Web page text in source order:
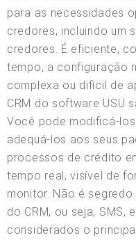
para as necessidades
credores, incluindo um
credores. É eficiente,
tempo, a configuração
complexa ou difícil de
CRM do software USU
Você pode modificá-
adequá-los aos seus
processos de crédito
tempo real, visível de
monitor. Não é
do CRM, ou seja, SMS,
considerados o